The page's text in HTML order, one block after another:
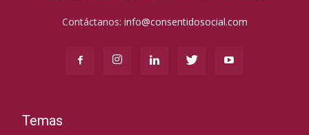
Contáctanos: info@consentidosocial.com
Temas